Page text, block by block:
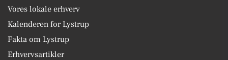
Vores lokale erhverv
Kalenderen for Lystrup
Fakta om Lystrup
Erhvervsartikler